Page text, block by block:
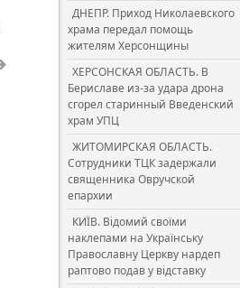
ДНЕПР. Приход Николаевского
храма передал помощь
жителям Херсонщины
ХЕРСОНСКАЯ ОБЛАСТЬ. В
Бериславе из-за удара дрона
сгорел старинный Введенский
храм УПЦ
ЖИТОМИРСКАЯ ОБЛАСТЬ.
Сотрудники ТЦК задержали
священника Овручской
епархии
КИЇВ. Відомий своїми
наклепами на Українську
Православну Церкву нардеп
раптово подав у відставку